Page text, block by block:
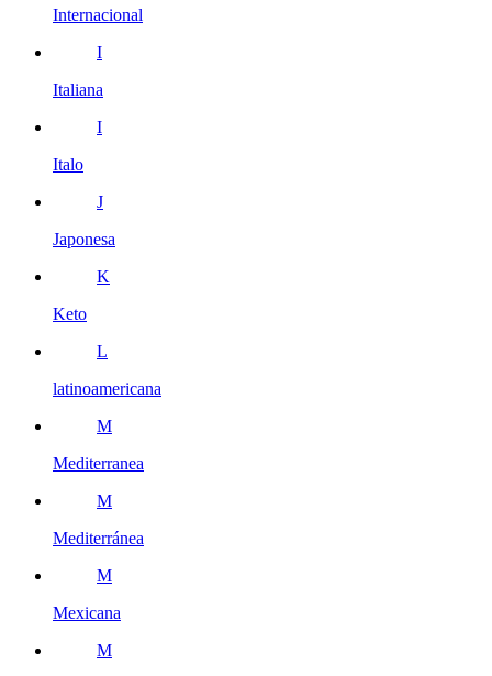
Internacional
I
Italiana
I
Italo
J
Japonesa
K
Keto
L
latinoamericana
M
Mediterranea
M
Mediterránea
M
Mexicana
M